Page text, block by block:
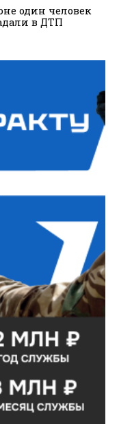
один человек
в ДТП